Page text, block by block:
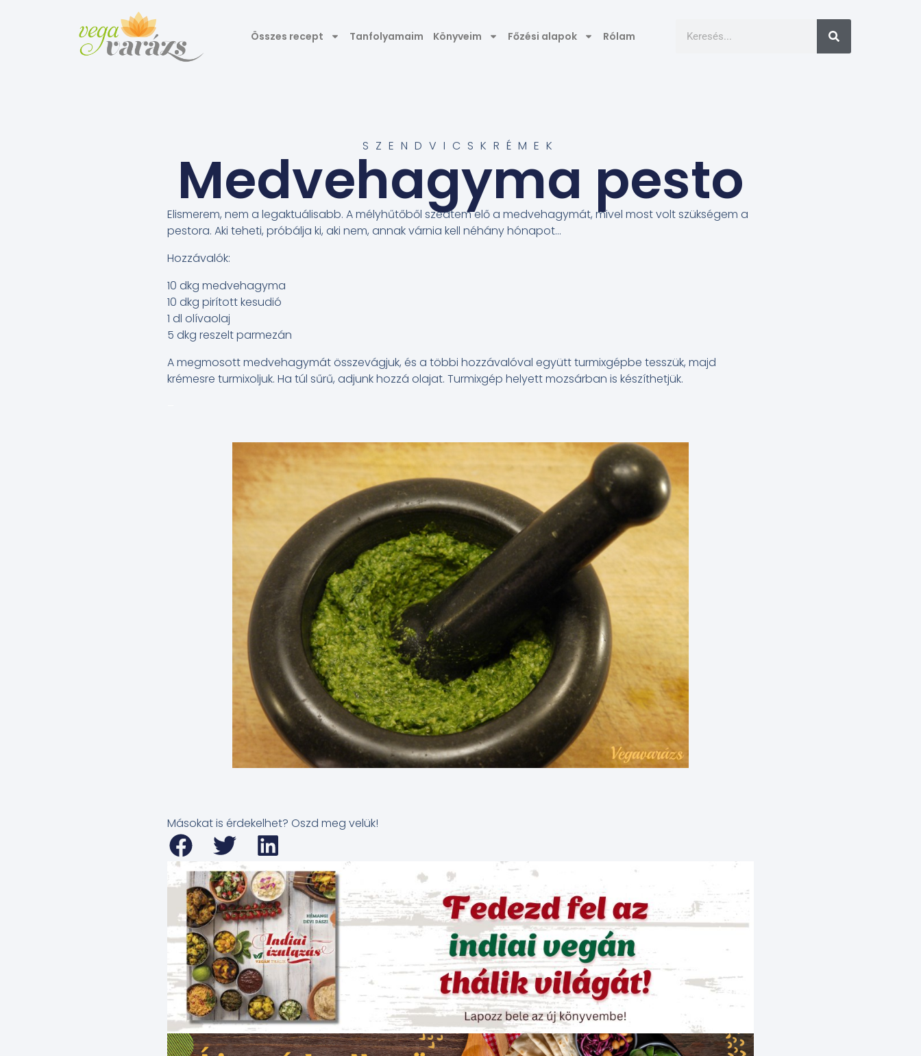
Összes recept Tanfolyamaim Könyveim Főzési alapok Rólam
SZENDVICSKRÉMEK
Medvehagyma pesto
Elismerem, nem a legaktuálisabb. A mélyhűtőből szedtem elő a medvehagymát, mivel most volt szükségem a
pestora. Aki teheti, próbálja ki, aki nem, annak várnia kell néhány hónapot…
Hozzávalók:
10 dkg medvehagyma
10 dkg pirított kesudió
1 dl olívaolaj
5 dkg reszelt parmezán
A megmosott medvehagymát összevágjuk, és a többi hozzávalóval együtt turmixgépbe tesszük, majd
krémesre turmixoljuk. Ha túl sűrű, adjunk hozzá olajat. Turmixgép helyett mozsárban is készíthetjük.
Másokat is érdekelhet? Oszd meg velük!